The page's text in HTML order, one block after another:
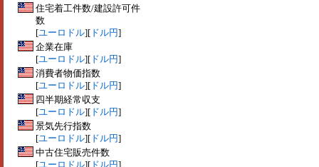
住宅着工件数/建設許可件
数
[ユーロドル][ ドル円]
企業在庫
[ユーロドル][ ドル円]
消費者物価指数
[ユーロドル][ ドル円]
四半期経常収支
[ユーロドル][ ドル円]
景気先行指数
[ユーロドル][ ドル円]
中古住宅販売件数
[ユーロドル][ ドル円]